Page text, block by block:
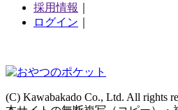
採用情報
ログイン
(C) Kawabakado Co., Ltd. All rights